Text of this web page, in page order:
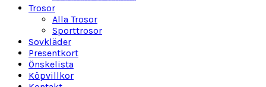
Trosor
Alla Trosor
Sporttrosor
Sovkläder
Presentkort
Önskelista
Köpvillkor